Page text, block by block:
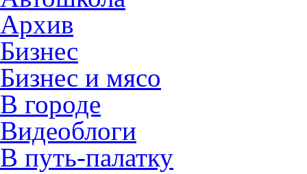
Архив
Бизнес
Бизнес и мясо
В городе
Видеоблоги
В путь-палатку